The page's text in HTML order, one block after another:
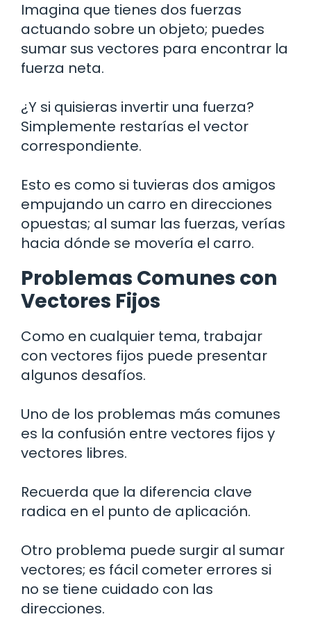
Imagina que tienes dos fuerzas
actuando sobre un objeto; puedes
sumar sus vectores para encontrar la
fuerza neta.
¿Y si quisieras invertir una fuerza?
Simplemente restarías el vector
correspondiente.
Esto es como si tuvieras dos amigos
empujando un carro en direcciones
opuestas; al sumar las fuerzas, verías
hacia dónde se movería el carro.
Problemas Comunes con
Vectores Fijos
Como en cualquier tema, trabajar
con vectores fijos puede presentar
algunos desafíos.
Uno de los problemas más comunes
es la confusión entre vectores fijos y
vectores libres.
Recuerda que la diferencia clave
radica en el punto de aplicación.
Otro problema puede surgir al sumar
vectores; es fácil cometer errores si
no se tiene cuidado con las
direcciones.